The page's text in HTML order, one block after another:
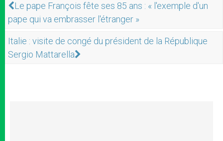
Le pape François fête ses 85 ans : « l'exemple d'un
pape qui va embrasser l'étranger »
Italie : visite de congé du président de la République
Sergio Mattarella